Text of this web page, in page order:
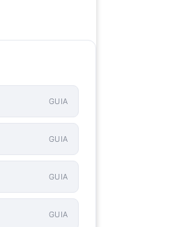
GUIA
GUIA
GUIA
GUIA